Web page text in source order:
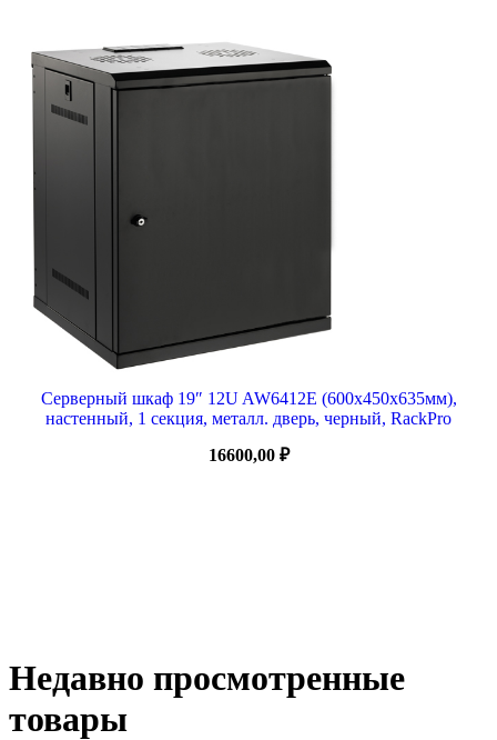
Серверный шкаф 19″ 12U AW6412E (600x450x635мм),
настенный, 1 секция, металл. дверь, черный, RackPro
16600,00 ₽
Недавно просмотренные
товары